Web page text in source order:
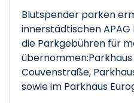
Blutspender parken
innerstädtischen
die Parkgebühren für
übernommen:Parkhaus
Couvenstraße,
sowie im Parkhaus